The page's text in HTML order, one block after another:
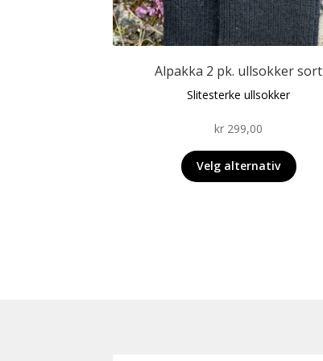
Alpakka 2 pk. ullsokker sort
Slitesterke ullsokker
kr 299,00
Velg alternativ
produktet
har
flere
varianter.
kan
velges
på
produktsiden